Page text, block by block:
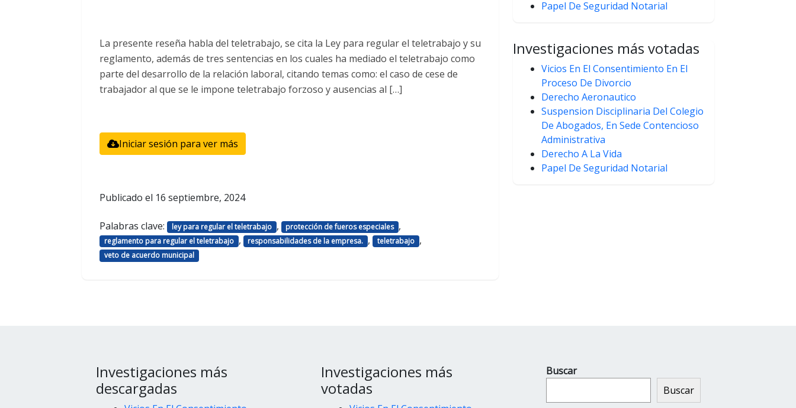
La presente reseña habla del teletrabajo, se cita la Ley para regular el teletrabajo y su
reglamento, además de tres sentencias en los cuales ha mediado el teletrabajo como
parte del desarrollo de la relación laboral, citando temas como: el caso de cese de
trabajador al que se le impone teletrabajo forzoso y ausencias al […]
Iniciar sesión para ver más
Publicado el 16 septiembre, 2024
Palabras clave: ley para regular el teletrabajo , protección de fueros especiales ,
reglamento para regular el teletrabajo , responsabilidades de la empresa. , teletrabajo ,
veto de acuerdo municipal
Papel De Seguridad Notarial
Investigaciones más votadas
Vicios En El Consentimiento En El
Proceso De Divorcio
Derecho Aeronautico
Suspension Disciplinaria Del Colegio
De Abogados, En Sede Contencioso
Administrativa
Derecho A La Vida
Papel De Seguridad Notarial
Investigaciones más
descargadas
Investigaciones más
votadas
Buscar
Buscar